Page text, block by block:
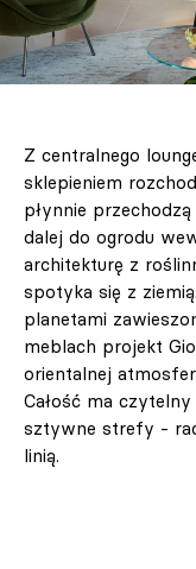
Z centralnego
sklepieniem
płynnie
dalej do ogrodu
architekturę z
spotyka się z
planetami
meblach projekt
orientalnej
Całość ma
sztywne strefy -
linią.